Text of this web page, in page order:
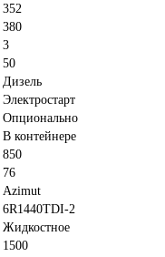
352
380
3
50
Дизель
Электростарт
Опционально
В контейнере
850
76
Azimut
6R1440TDI-2
Жидкостное
1500